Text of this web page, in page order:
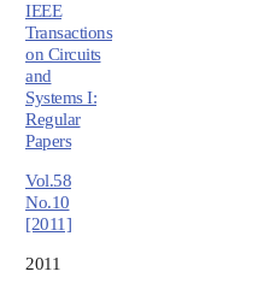
IEEE
Transactions
on Circuits
and
Systems I:
Regular
Papers
Vol.58
No.10
[2011]
2011